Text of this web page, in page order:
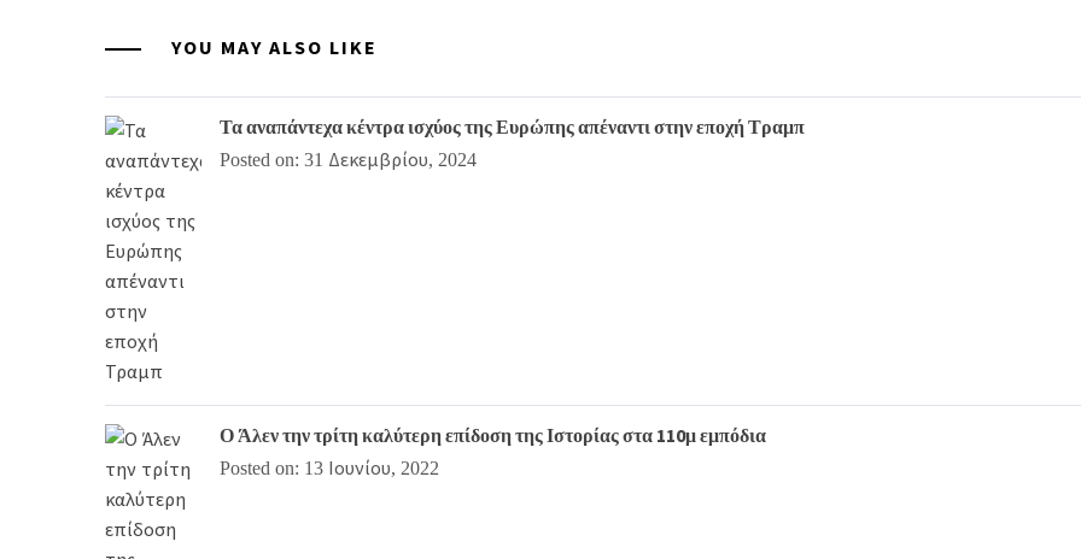
YOU MAY ALSO LIKE
Τα αναπάντεχα κέντρα ισχύος της Ευρώπης απέναντι στην εποχή Τραμπ
Posted on: 31 Δεκεμβρίου, 2024
Ο Άλεν την τρίτη καλύτερη επίδοση της Ιστορίας στα 110μ εμπόδια
Posted on: 13 Ιουνίου, 2022